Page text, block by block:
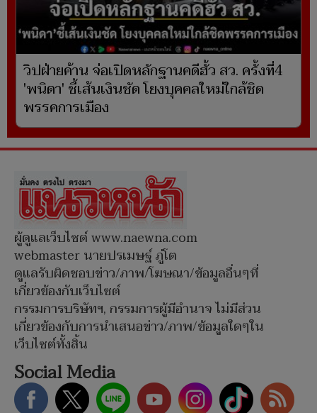
วิปฝ่ายค้าน จ่อเปิดหลักฐานคดีฮั้ว สว. ครั้งที่4
'พนิดา' ชี้เส้นเงินชัด โยงบุคคลใหม่ใกล้ชิด
พรรคการเมือง
ผู้ดูแลเว็บไซต์ www.naewna.com
webmaster นายปรเมษฐ์ ภู่โต
ดูแลรับผิดชอบข่าว/ภาพ/โฆษณา/ข้อมูลอื่นๆที่
เกี่ยวข้องกับเว็บไซต์
กรรมการบริษัทฯ, กรรมการผู้มีอำนาจ ไม่มีส่วน
เกี่ยวข้องกับการนำเสนอข่าว/ภาพ/ข้อมูลใดๆใน
เว็บไซต์ทั้งสิ้น
Social Media